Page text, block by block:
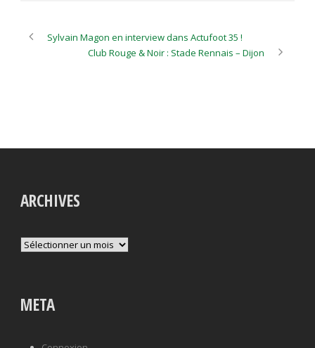
Sylvain Magon en interview dans Actufoot 35 !
Club Rouge & Noir : Stade Rennais – Dijon
ARCHIVES
Archives
META